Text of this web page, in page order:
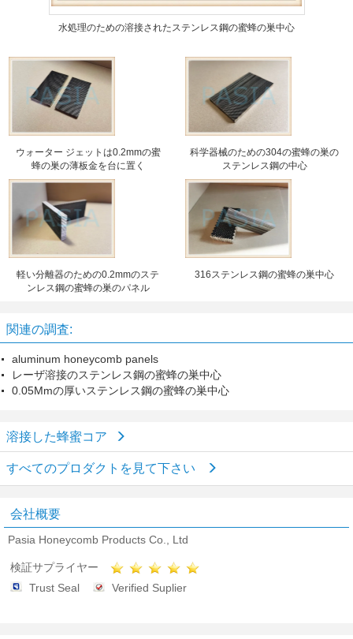
水処理のための溶接されたステンレス鋼の蜜蜂の巣中心
ウォーター ジェットは0.2mmの蜜
蜂の巣の薄板金を台に置く
科学器械のための304の蜜蜂の巣の
ステンレス鋼の中心
軽い分離器のための0.2mmのステ
ンレス鋼の蜜蜂の巣のパネル
316ステンレス鋼の蜜蜂の巣中心
関連の調査:
aluminum honeycomb panels
レーザ溶接のステンレス鋼の蜜蜂の巣中心
0.05Mmの厚いステンレス鋼の蜜蜂の巣中心
溶接した蜂蜜コア
すべてのプロダクトを見て下さい
会社概要
Pasia Honeycomb Products Co., Ltd
検証サプライヤー
Trust Seal
Verified Suplier